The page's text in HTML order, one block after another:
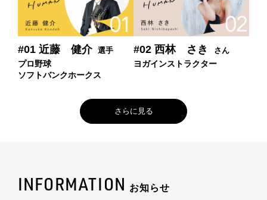
#01 近藤 健介 選手
プロ野球
ソフトバンクホークス
#02 西林 さき さん
ヨガインストラクター
さらに見る
INFORMATION お知らせ